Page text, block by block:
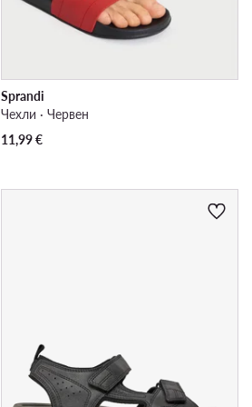
Sprandi
Чехли · Червен
11,99€